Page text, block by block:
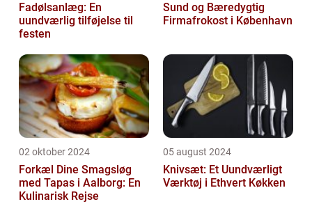
Fadølsanlæg: En
uundværlig tilføjelse til
festen
Sund og Bæredygtig
Firmafrokost i København
02 oktober 2024
Forkæl Dine Smagsløg
med Tapas i Aalborg: En
Kulinarisk Rejse
05 august 2024
Knivsæt: Et Uundværligt
Værktøj i Ethvert Køkken